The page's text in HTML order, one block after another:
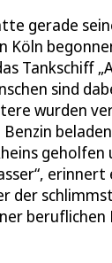
gerade
Köln
Tankschiff
sind
wurden
geholfen
erinnert
der